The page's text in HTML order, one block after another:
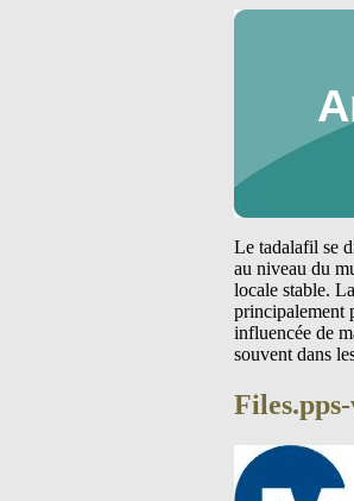
Le tadalafil se
au niveau du
locale stable.
principalement
influencée de
souvent dans